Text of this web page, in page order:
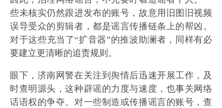
些未核实仍然跟进发布的账号，故意用旧图旧视频
误导受众的剪辑者，都是谣言传播链条上的帮凶。
对于这些充当了“扩音器”的推波助澜者，同样有必
要建立更清晰的追责规则。
眼下，济南网警在关注到舆情后迅速开展工作，及
时查明源头，这种辟谣的力度与速度，也事关网络
话语权的争夺。对一些制造或传播谣言的账号，查